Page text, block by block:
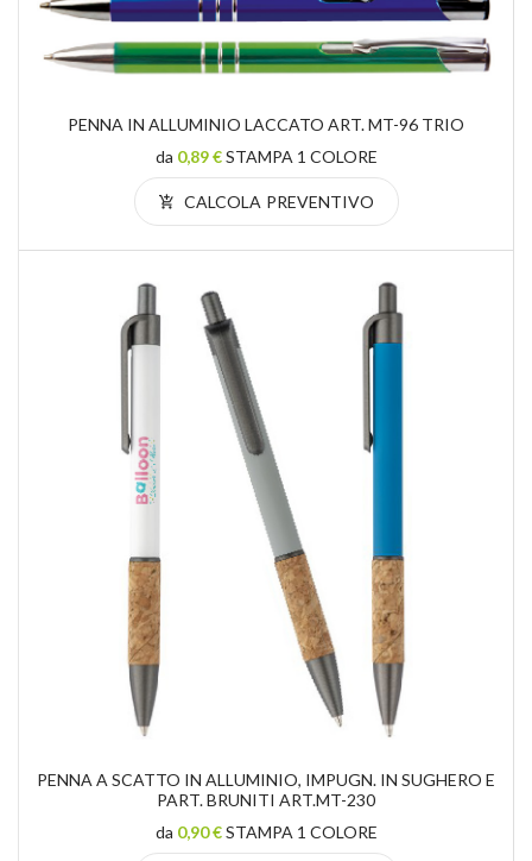
PENNA IN ALLUMINIO LACCATO ART. MT-96 TRIO
da 0,89 €STAMPA 1 COLORE
CALCOLA PREVENTIVO
PENNA A SCATTO IN ALLUMINIO, IMPUGN. IN SUGHERO E
PART. BRUNITI ART.MT-230
da 0,90 €STAMPA 1 COLORE